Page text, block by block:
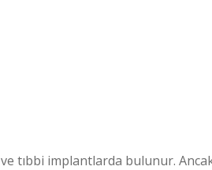
tıbbi implantlarda bulunur.